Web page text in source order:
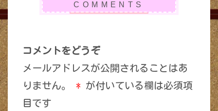
コメントをどうぞ
メールアドレスが公開されることはあ
りません。
* が付いている欄は必須項
目です